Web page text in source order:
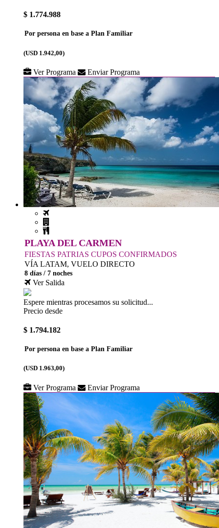
$ 1.774.988
Por persona en base a Plan Familiar
(USD 1.942,00)
Ver Programa Enviar Programa
PLAYA DEL CARMEN
FIESTAS PATRIAS CUPOS CONFIRMADOS
VÍA LATAM, VUELO DIRECTO
8 días / 7 noches
Ver Salida
Espere mientras procesamos su solicitud...
Precio desde
$ 1.794.182
Por persona en base a Plan Familiar
(USD 1.963,00)
Ver Programa Enviar Programa